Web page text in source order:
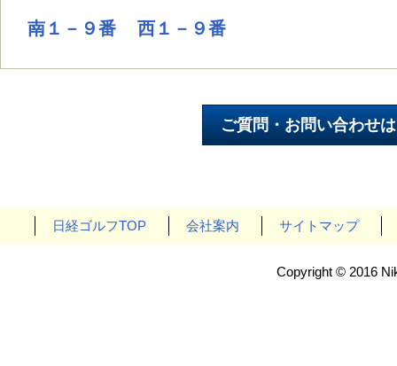
南１－９番 西１－９番
日経ゴルフTOP 会社案内 サイトマップ
Copyright © 2016